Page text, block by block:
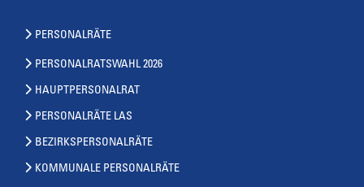
PERSONALRÄTE
PERSONALRATSWAHL 2026
HAUPTPERSONALRAT
PERSONALRÄTE LAS
BEZIRKSPERSONALRÄTE
KOMMUNALE PERSONALRÄTE